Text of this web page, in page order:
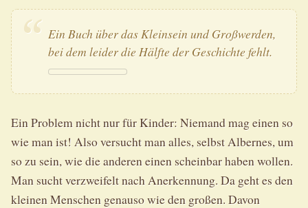
Ein Buch über das Kleinsein und Großwerden,
bei dem leider die Hälfte der Geschichte fehlt.
Ein Problem nicht nur für Kinder: Niemand mag einen so
wie man ist! Also versucht man alles, selbst Albernes, um
so zu sein, wie die anderen einen scheinbar haben wollen.
Man sucht verzweifelt nach Anerkennung. Da geht es den
kleinen Menschen genauso wie den großen. Davon